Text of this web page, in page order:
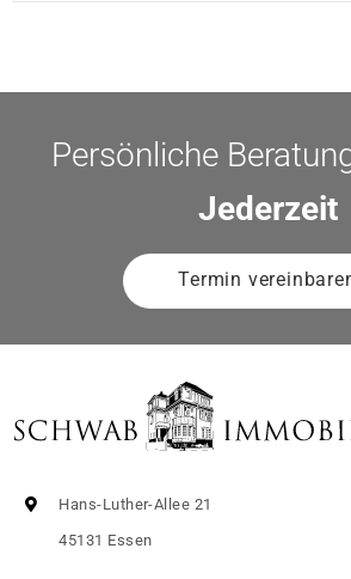
Persönliche
Jederzeit
Termin
Hans-Luther-Allee 21
45131 Essen